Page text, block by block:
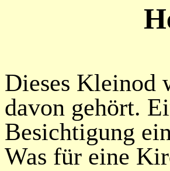
Dieses Kleinod
davon gehört.
Besichtigung
Was für eine